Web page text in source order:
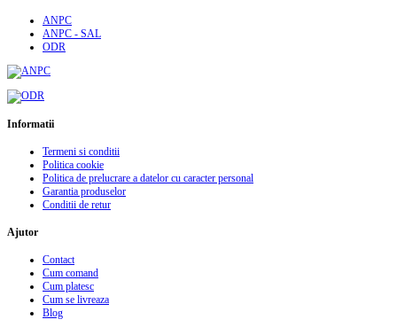
ANPC
ANPC - SAL
ODR
Informatii
Termeni si conditii
Politica cookie
Politica de prelucrare a datelor cu caracter personal
Garantia produselor
Conditii de retur
Ajutor
Contact
Cum comand
Cum platesc
Cum se livreaza
Blog